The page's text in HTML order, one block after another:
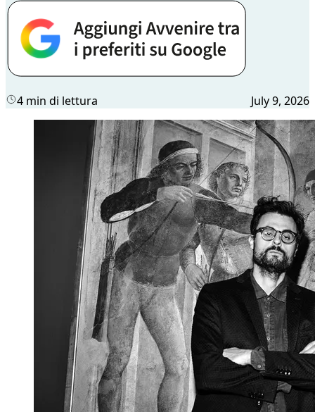
4 min di lettura July 9, 2026